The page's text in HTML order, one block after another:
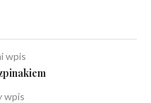
wpis
wpis